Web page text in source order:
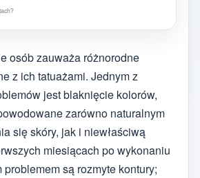
osób zauważa różnorodne
z ich tatuażami. Jednym z
jest blaknięcie kolorów,
zarówno naturalnym
się skóry, jak i niewłaściwą
miesiącach po wykonaniu
są rozmyte kontury;